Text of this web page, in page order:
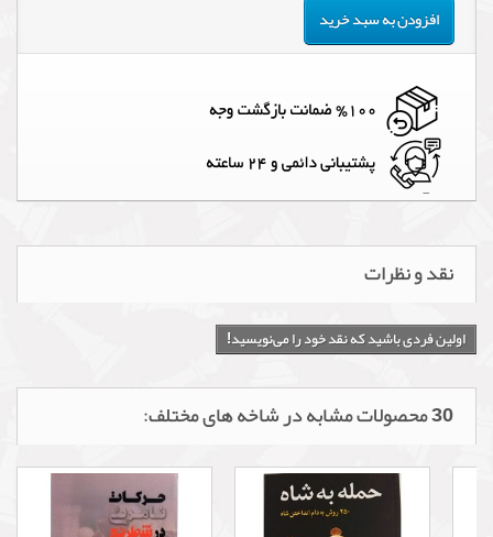
افزودن به سبد خرید
نقد و نظرات
اولین فردی باشید که نقد خود را می‌نویسید!
30 محصولات مشابه در شاخه های مختلف: